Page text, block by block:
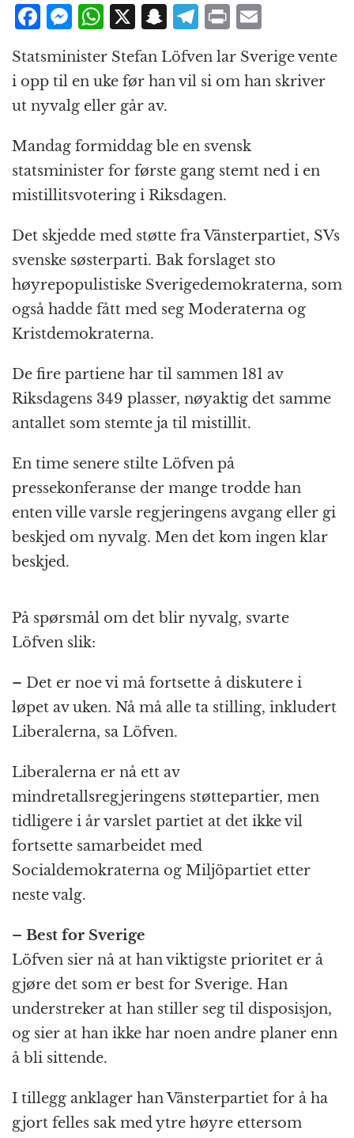
F
c
e
b
o
o
k
M
e
ss
e
n
g
e
r
W
h
at
s
A
p
p
X S
n
a
p
h
at
T
el
e
g
a
m
P
ri
n
t
m
ai
l
Statsminister Stefan Löfven lar Sverige vente
i opp til en uke før han vil si om han skriver
ut nyvalg eller går av.
Mandag formiddag ble en svensk
statsminister for første gang stemt ned i en
mistillitsvotering i Riksdagen.
Det skjedde med støtte fra Vänsterpartiet, SVs
svenske søsterparti. Bak forslaget sto
høyrepopulistiske Sverigedemokraterna, som
også hadde fått med seg Moderaterna og
Kristdemokraterna.
De fire partiene har til sammen 181 av
Riksdagens 349 plasser, nøyaktig det samme
antallet som stemte ja til mistillit.
En time senere stilte Löfven på
pressekonferanse der mange trodde han
enten ville varsle regjeringens avgang eller gi
beskjed om nyvalg. Men det kom ingen klar
beskjed.
På spørsmål om det blir nyvalg, svarte
Löfven slik:
– Det er noe vi må fortsette å diskutere i
løpet av uken. Nå må alle ta stilling, inkludert
Liberalerna, sa Löfven.
Liberalerna er nå ett av
mindretallsregjeringens støttepartier, men
tidligere i år varslet partiet at det ikke vil
fortsette samarbeidet med
Socialdemokraterna og Miljöpartiet etter
neste valg.
– Best for Sverige
Löfven sier nå at han viktigste prioritet er å
gjøre det som er best for Sverige. Han
understreker at han stiller seg til disposisjon,
og sier at han ikke har noen andre planer enn
å bli sittende.
I tillegg anklager han Vänsterpartiet for å ha
gjort felles sak med ytre høyre ettersom